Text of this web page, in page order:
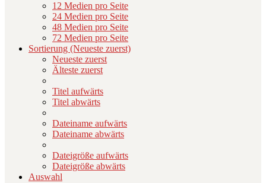
12 Medien pro Seite
24 Medien pro Seite
48 Medien pro Seite
72 Medien pro Seite
Sortierung (Neueste zuerst)
Neueste zuerst
Älteste zuerst
Titel aufwärts
Titel abwärts
Dateiname aufwärts
Dateiname abwärts
Dateigröße aufwärts
Dateigröße abwärts
Auswahl